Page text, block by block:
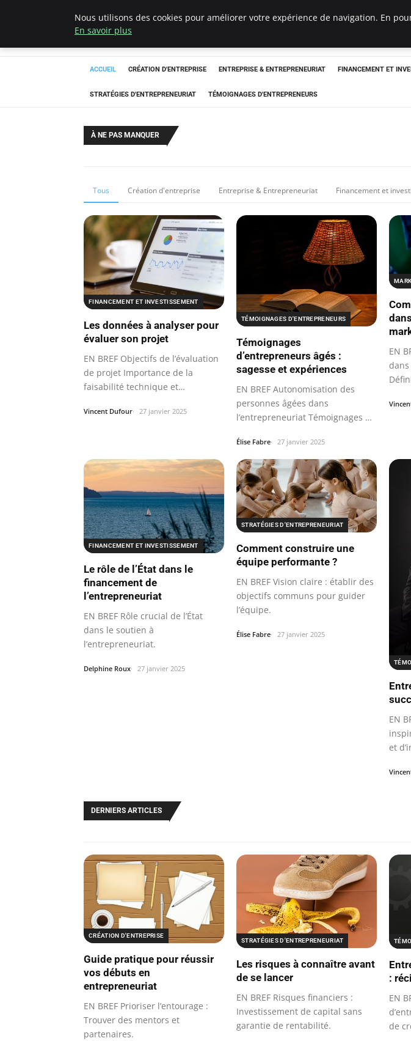
LECFCM
ACCUEIL CRÉATION D'ENTREPRISE ENTREPRISE & ENTREPRENEURIAT FINANCEMENT ET
STRATÉGIES D'ENTREPRENEURIAT TÉMOIGNAGES D'ENTREPRENEURS
À NE PAS MANQUER
Tous Création d'entreprise Entreprise & Entrepreneuriat Financement et
FINANCEMENT ET INVESTISSEMENT
Les données à analyser pour
évaluer son projet
EN BREF Objectifs de l’évaluation
de projet Importance de la
faisabilité technique et
Vincent Dufour 27 janvier 2025
TÉMOIGNAGES D'ENTREPRENEURS
Témoignages
d’entrepreneurs âgés :
sagesse et expériences
EN BREF Autonomisation des
personnes âgées dans
l’entrepreneuriat Témoignages de
Élise Fabre 27 janvier 2025
EN
FINANCEMENT ET INVESTISSEMENT
Le rôle de l’État dans le
financement de
l’entrepreneuriat
EN BREF Rôle crucial de l’État
dans le soutien à
l’entrepreneuriat.
Delphine Roux 27 janvier 2025
STRATÉGIES D'ENTREPRENEURIAT
Comment construire une
équipe performante ?
EN BREF Vision claire : établir des
objectifs communs pour guider
l’équipe.
Élise Fabre 27 janvier 2025
EN
et
DERNIERS ARTICLES
CRÉATION D'ENTREPRISE
Guide pratique pour réussir
vos débuts en
entrepreneuriat
EN BREF Prioriser l’entourage :
Trouver des mentors et
partenaires.
STRATÉGIES D'ENTREPRENEURIAT
Les risques à connaître avant
de se lancer
EN BREF Risques financiers :
Investissement de capital sans
garantie de rentabilité.
:
EN
de
Nous utilisons des cookies pour améliorer votre expérience de navigation. En
En savoir plus